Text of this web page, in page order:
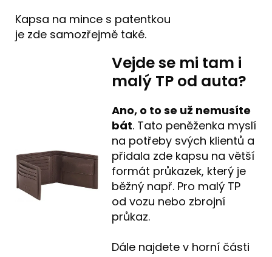
Kapsa na mince s patentkou
je zde samozřejmě také.
Vejde se mi tam i
malý TP od auta?
Ano, o to se už nemusíte
bát. Tato peněženka myslí
na potřeby svých klientů a
přidala zde kapsu na větší
formát průkazek, který je
běžný např. Pro malý TP
od vozu nebo zbrojní
průkaz.
Dále najdete v horní části